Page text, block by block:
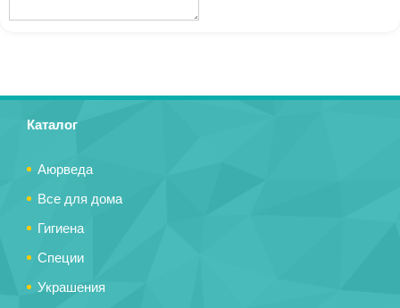
Каталог
Аюрведа
Все для дома
Гигиена
Специи
Украшения